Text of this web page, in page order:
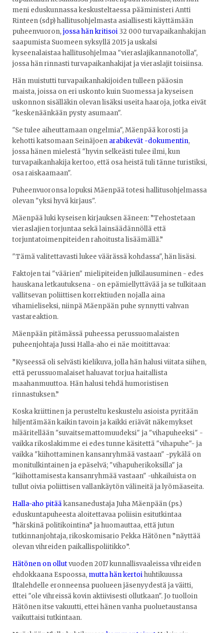
meni eduskunnassa keskusteltaessa pääministeri Antti
Rinteen (sdp) hallitusohjelmasta asiallisesti käyttämään
puheenvuoron,jossa hän kritisoi 32 000 turvapaikanhakijan
saapumista Suomeen syksyllä 2015 ja uskalsi
kyseenalaistaa hallitusohjelmaa "vieraslajikannanotolla",
jossa hän rinnasti turvapaikanhakijat ja vieraslajit toisiinsa.
Hän muistutti turvapaikanhakijoiden tulleen pääosin
maista, joissa on eri uskonto kuin Suomessa ja kyseisen
uskonnon sisälläkin olevan lisäksi useita haaroja, jotka eivät
"keskenäänkään pysty asumaan".
"Se tulee aiheuttamaan ongelmia", Mäenpää korosti ja
kehotti katsomaan Seinäjoen arabikevät -dokumentin,
jossa hänen mielestä "hyvin selkeästi tulee ilmi, kun
turvapaikanhakija kertoo, että osa heistä tuli tänne turistiksi,
osa raiskaamaan".
Puheenvuoronsa lopuksi Mäenpää totesi hallitusohjelmassa
olevan "yksi hyvä kirjaus".
Mäenpää luki kyseisen kirjauksen ääneen: ”Tehostetaan
vieraslajien torjuntaa sekä lainsäädännöllä että
torjuntatoimenpiteiden rahoitusta lisäämällä.”
"Tämä valitettavasti lukee väärässä kohdassa", hän lisäsi.
Faktojen tai "väärien" mielipiteiden julkilausuminen - edes
hauskana letkautuksena - on epämiellyttävää ja se tulkitaan
vallitsevan poliittisen korrektiuden nojalla aina
vihamieliseksi, niinpä Mäenpään puhe synnytti vahvan
vastareaktion.
Mäenpään pitämässä puheessa perussuomalaisten
puheenjohtaja Jussi Halla-aho ei näe moitittavaa:
”Kyseessä oli selvästi kielikuva, jolla hän halusi viitata siihen,
että perussuomalaiset haluavat torjua haitallista
maahanmuuttoa. Hän halusi tehdä humoristisen
rinnastuksen.”
Koska kriittinen ja perusteltu keskustelu asioista pyritään
hiljentämään kaikin tavoin ja kaikki eriävät näkemykset
määritellään "suvaitsemattomuudeksi" ja "vihapuheeksi" -
vaikka rikoslakimme ei edes tunne käsitettä "vihapuhe"- ja
vaikka "kiihottaminen kansanryhmää vastaan" -pykälä on
monitulkintainen ja epäselvä; "vihapuherikoksilla" ja
"kiihottamisesta kansanryhmää vastaan" -uhkailuista on
tullut oivia poliittisen vallankäytön välineitä ja lyömäaseita.
Halla-aho pitääkansanedustaja Juha Mäenpään (ps.)
eduskuntapuheesta aloitettavaa poliisin esitutkintaa
”härskinä politikointina” ja huomauttaa, että jutun
tutkinnanjohtaja, rikoskomisario Pekka Hätönen ”näyttää
olevan vihreiden paikallispoliitikko”.
Hätönen on ollutvuoden 2017 kunnallisvaaleissa vihreiden
ehdokkaana Espoossa, mutta hän kertoihuhtikuussa
Iltalehdelle eronneensa puolueen jäsenyydestä ja väitti,
ettei "ole vihreissä kovin aktiivisesti ollutkaan". Jo tuolloin
Hätönen itse vakuutti, ettei hänen vanha puoluetaustansa
vaikuttaisi tutkintaan.